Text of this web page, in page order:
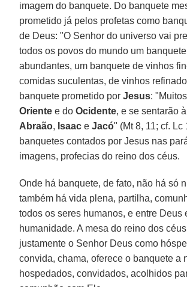
imagem do banquete. Do banquete
prometido já pelos profetas como
de Deus: "O Senhor do universo vai
todos os povos do mundo um
abundantes, um banquete de vinhos
comidas suculentas, de vinhos
banquete prometido porJesus:
Oriente e doOcidente, e se sentarão
Abraão, Isaac eJacó" (Mt 8, 11; cf. Lc
banquetes contados por Jesus nas
imagens, profecias do reino dos céus.
Onde há banquete, de fato, não há só
também há vida plena, partilha,
todos os seres humanos, e entre Deus
humanidade. A mesa do reino dos
justamente o Senhor Deus como
convida, chama, oferece o banquete a
hospedados, convidados, acolhidos